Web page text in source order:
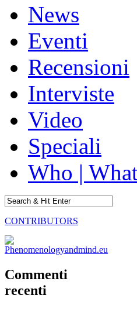
News
Eventi
Recensioni
Interviste
Video
Speciali
Who |
CONTRIBUTORS
Commenti
recenti